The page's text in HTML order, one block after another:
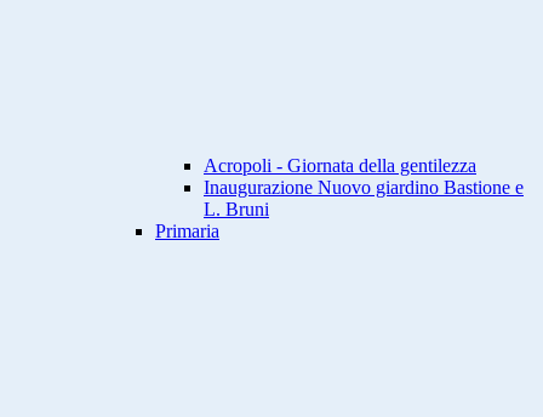
Acropoli - Giornata della gentilezza
Inaugurazione Nuovo giardino Bastione e
L. Bruni
Primaria